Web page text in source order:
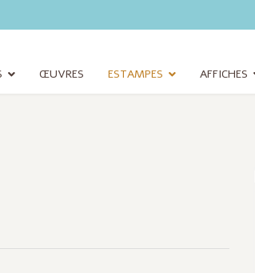
ŒUVRES ESTAMPES AFFICHES